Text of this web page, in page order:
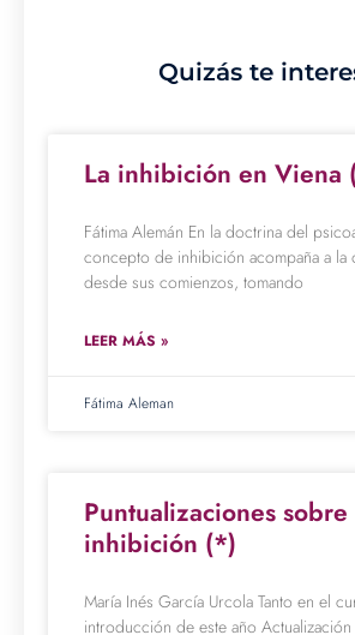
Quizás te
La inhibición en Viena
Fátima Alemán En la doctrina del
concepto de inhibición acompaña a la
desde sus comienzos, tomando
LEER MÁS »
Fátima Aleman
Puntualizaciones sobre
inhibición (*)
María Inés García Urcola Tanto en el
introducción de este año